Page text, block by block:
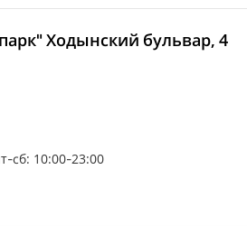
Ходынский бульвар, 4
сб: 10:00-23:00